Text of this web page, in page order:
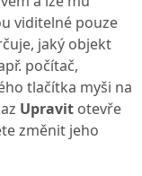
viditelné pouze
jaký objekt
počítač,
tlačítka myši na
Upravit otevře
změnit jeho